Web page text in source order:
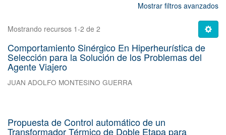
Mostrar filtros avanzados
Mostrando recursos 1-2 de 2
Comportamiento Sinérgico En Hiperheurística de
Selección para la Solución de los Problemas del
Agente Viajero
JUAN ADOLFO MONTESINO GUERRA
Propuesta de Control automático de un
Transformador Térmico de Doble Etapa para